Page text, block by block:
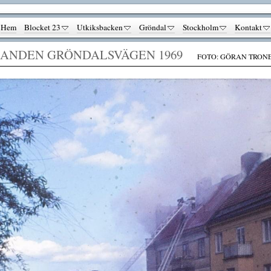
Hem Blocket 23 Utkiksbacken Gröndal Stockholm Kontakt
GRÖNDALSVÄGEN 1969 FOTO: GÖRAN